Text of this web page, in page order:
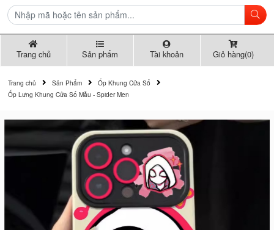
Trang chủ Sản phẩm Tài khoản Giỏ hàng(0)
Trang chủ Sản Phẩm
Ốp Khung Cửa Sổ
Ốp Lưng Khung Cửa Sổ Mẫu - Spider Men